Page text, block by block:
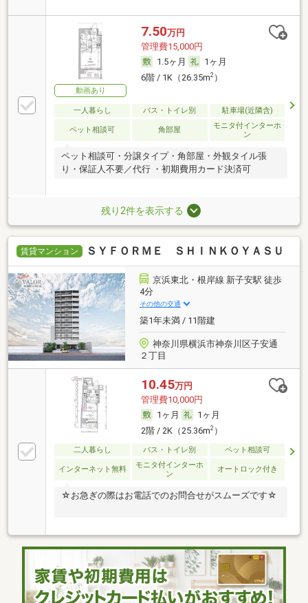
動画あり
7.50万円
管理費15,000円
1.5ヶ月
1ヶ月
6階 / 1K（26.35m2）
一人暮らし バス・トイレ別 駐車場(近隣含)
ペット相談可 角部屋
モニタ付インターホ
ン
ペット相談可・分譲タイプ・角部屋・外観タイル張
り・保証人不要／代行 ・初期費用カード決済可
残り2件を表示する
賃貸マンション ＳＹＦＯＲＭＥ ＳＨＩＮＫＯＹＡＳＵ
京浜東北・根岸線 新子安駅 徒歩
4分
その他の交通
築1年未満 / 11階建
神奈川県横浜市神奈川区子安通
２丁目
10.45万円
管理費10,000円
1ヶ月
1ヶ月
2階 / 2K（25.36m2）
二人暮らし バス・トイレ別 ペット相談可
インターネット無料
モニタ付インターホ
ン
オートロック付き
☆お急ぎの際はお電話でのお問合せがスムーズです☆